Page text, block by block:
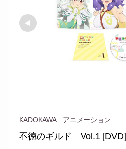
KADOKAWA アニメーション
不徳のギルド　Vol.1 [DVD]